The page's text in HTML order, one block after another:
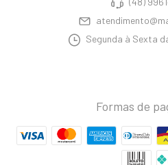
Segunda à Sexta
Formas de